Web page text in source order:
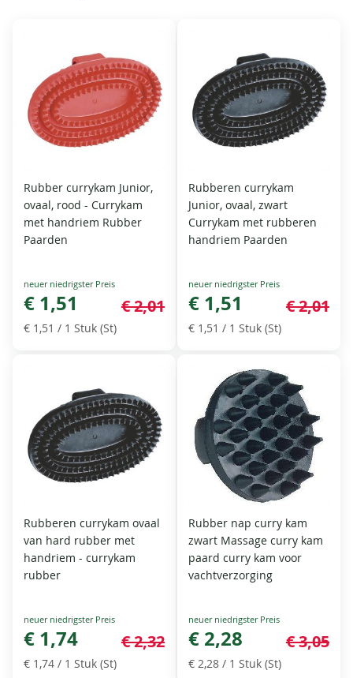
Rubber currykam Junior,
ovaal, rood - Currykam
met handriem Rubber
Paarden
Special
Price
€ 1,51 € 2,01
€ 1,51 / 1 Stuk (St)
Rubberen currykam
Junior, ovaal, zwart
Currykam met rubberen
handriem Paarden
Special
Price
€ 1,51 € 2,01
€ 1,51 / 1 Stuk (St)
Rubberen currykam ovaal
van hard rubber met
handriem - currykam
rubber
Special
Price
€ 1,74 € 2,32
€ 1,74 / 1 Stuk (St)
Rubber nap curry kam
zwart Massage curry kam
paard curry kam voor
vachtverzorging
Special
Price
€ 2,28 € 3,05
€ 2,28 / 1 Stuk (St)